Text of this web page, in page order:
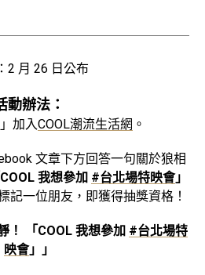
2 月 26 日公布
動辦法：
加入COOL潮流生活網 。
文章下方回答一句關於狼相
COOL 我想參加 #台北場特映會」
記一位朋友，即獲得抽獎資格！
！ 「COOL 我想參加 #台北場特
映會」 」